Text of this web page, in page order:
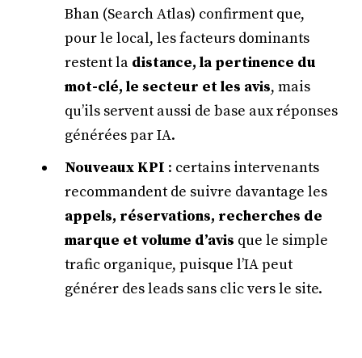
Bhan (Search Atlas) confirment que,
pour le local, les facteurs dominants
restent la distance, la pertinence du
mot-clé, le secteur et les avis, mais
qu’ils servent aussi de base aux réponses
générées par IA.
Nouveaux KPI : certains intervenants
recommandent de suivre davantage les
appels, réservations, recherches de
marque et volume d’avis que le simple
trafic organique, puisque l’IA peut
générer des leads sans clic vers le site.